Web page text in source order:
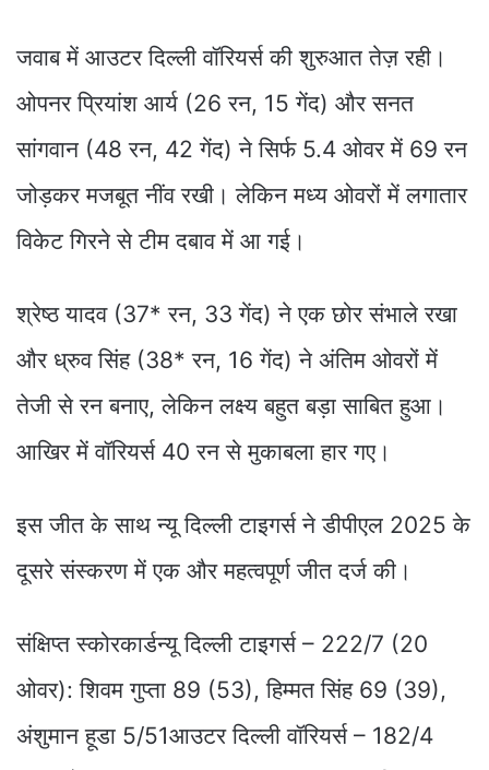
जवाब में आउटर दिल्ली वॉरियर्स की शुरुआत तेज़ रही।
ओपनर प्रियांश आर्य (26 रन, 15 गेंद) और सनत
सांगवान (48 रन, 42 गेंद) ने सिर्फ 5.4 ओवर में 69 रन
जोड़कर मजबूत नींव रखी। लेकिन मध्य ओवरों में लगातार
विकेट गिरने से टीम दबाव में आ गई।
श्रेष्ठ यादव (37* रन, 33 गेंद) ने एक छोर संभाले रखा
और ध्रुव सिंह (38* रन, 16 गेंद) ने अंतिम ओवरों में
तेजी से रन बनाए, लेकिन लक्ष्य बहुत बड़ा साबित हुआ।
आखिर में वॉरियर्स 40 रन से मुकाबला हार गए।
इस जीत के साथ न्यू दिल्ली टाइगर्स ने डीपीएल 2025 के
दूसरे संस्करण में एक और महत्वपूर्ण जीत दर्ज की।
संक्षिप्त स्कोरकार्डन्यू दिल्ली टाइगर्स – 222/7 (20
ओवर): शिवम गुप्ता 89 (53), हिम्मत सिंह 69 (39),
अंशुमान हूडा 5/51आउटर दिल्ली वॉरियर्स – 182/4